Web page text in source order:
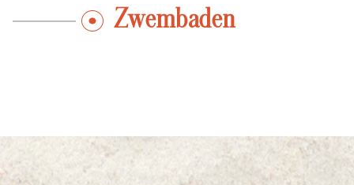
Bereid je voor op een onvergetelijke vakantie
Zwembaden